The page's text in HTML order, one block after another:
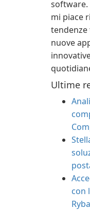
software.
mi piace
nuove
Ultime
con